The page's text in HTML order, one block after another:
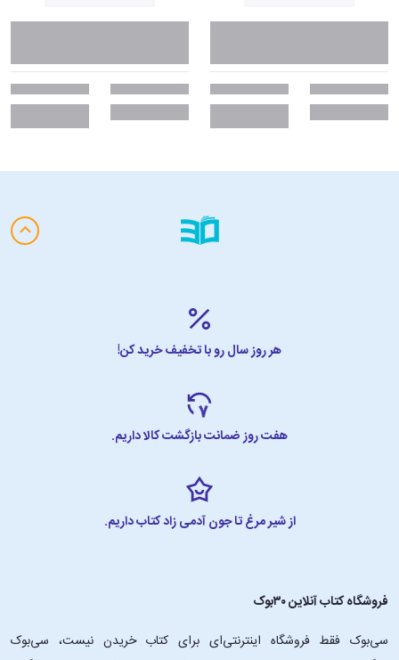
هر روز سال رو با تخفیف خرید کن!
هفت روز ضمانت بازگشت کالا داریم.
از شیر مرغ تا جون آدمی زاد کتاب داریم.
فروشگاه کتاب آنلاین ۳۰بوک
سی‌بوک فقط فروشگاه اینترنتی‌ای برای کتاب خریدن نیست، سی‌بوک